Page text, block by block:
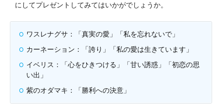
にしてプレゼントしてみてはいかがでしょうか。
ワスレナグサ：「真実の愛」「私を忘れないで」
カーネーション：「誇り」「私の愛は生きています」
イベリス：「心をひきつける」「甘い誘惑」「初恋の思
い出」
紫のオダマキ：「勝利への決意」